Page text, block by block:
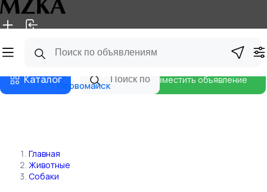
Главная Магазины
КаталогПервомайск
Разместить объявление
Главная
Животные
Собаки